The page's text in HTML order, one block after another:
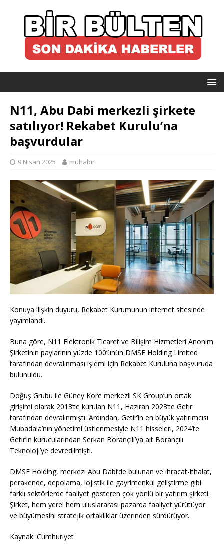
N11, Abu Dabi merkezli şirkete
satılıyor! Rekabet Kurulu’na
başvurdular
9 Nisan 2025 muhabir
Konuya ilişkin duyuru, Rekabet Kurumunun internet sitesinde
yayımlandı.
Buna göre, N11 Elektronik Ticaret ve Bilişim Hizmetleri Anonim
Şirketinin paylarının yüzde 100’ünün DMSF Holding Limited
tarafından devralınması işlemi için Rekabet Kuruluna başvuruda
bulunuldu.
Doğuş Grubu ile Güney Kore merkezli SK Group’un ortak
girişimi olarak 2013’te kurulan N11, Haziran 2023’te Getir
tarafından devralınmıştı. Ardından, Getir’in en büyük yatırımcısı
Mubadala’nın yönetimi üstlenmesiyle N11 hisseleri, 2024’te
Getir’in kurucularından Serkan Borançılı’ya ait Borançılı
Teknoloji’ye devredilmişti.
DMSF Holding, merkezi Abu Dabi’de bulunan ve ihracat-ithalat,
perakende, depolama, lojistik ile gayrimenkul geliştirme gibi
farklı sektörlerde faaliyet gösteren çok yönlü bir yatırım şirketi.
Şirket, hem yerel hem uluslararası pazarda faaliyet yürütüyor
ve büyümesini stratejik ortaklıklar üzerinden sürdürüyor.
Kaynak: Cumhuriyet